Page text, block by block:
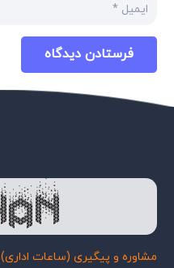
فرستادن دیدگاه
مشاوره و پیگیری (ساعات اداری)